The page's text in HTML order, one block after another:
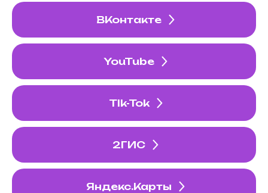
ВКонтакте
YouTube
TIk-Tok
2ГИС
Яндекс.Карты